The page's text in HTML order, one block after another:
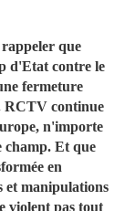
que
d'Etat contre le
fermeture
RCTV continue
n'importe
champ. Et que
en
et manipulations
violent pas tout